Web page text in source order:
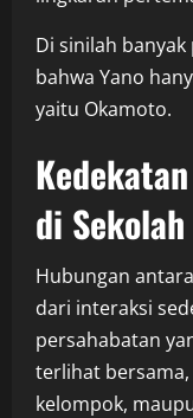
Di sinilah
bahwa Yano
yaitu Okamoto.
di Sekolah
Hubungan
dari interaksi
persahabatan
terlihat
kelompok,